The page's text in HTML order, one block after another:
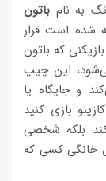
به نام باتون
شده است قرار
که باتون
این چیپ
و جایگاه یا
بازی کنید
بلکه شخصی
خانگی کسی که